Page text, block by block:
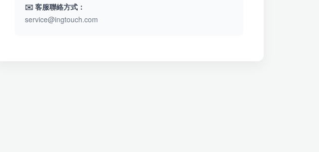
✉️ 客服聯絡方式：
service@ingtouch.com